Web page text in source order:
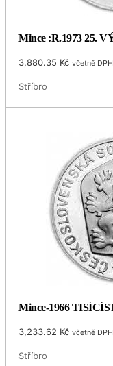
Mince :R.1973 25.
3,880.35 Kč včetně DPH
Stříbro
Mince-1966
3,233.62 Kč včetně DPH
Stříbro